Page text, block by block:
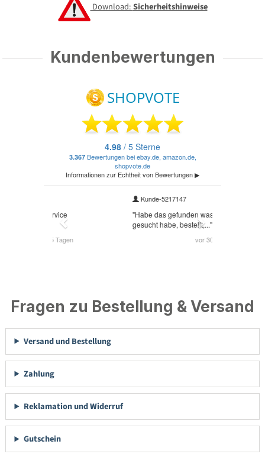
Download:Sicherheitshinweise
Kundenbewertungen
Fragen zu Bestellung & Versand
Versand und Bestellung
Zahlung
Reklamation und Widerruf
Gutschein